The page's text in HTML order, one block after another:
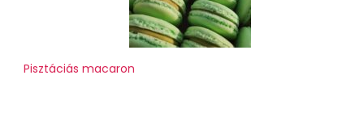
Pisztáciás macaron